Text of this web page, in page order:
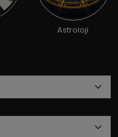
Astroloji